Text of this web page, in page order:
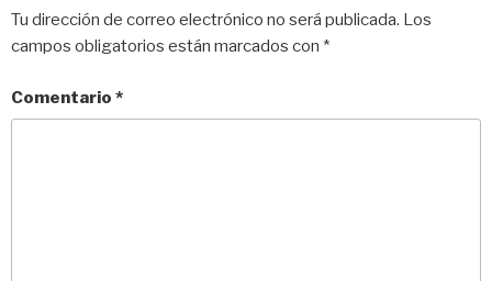
Tu dirección de correo electrónico no será publicada. Los
campos obligatorios están marcados con *
Comentario *